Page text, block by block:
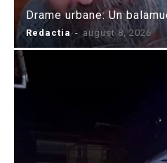
Drame urbane: Un
Redactia - august 8, 2026